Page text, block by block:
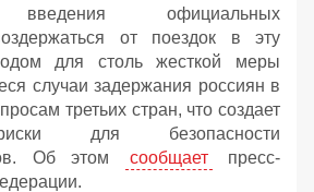
введения официальных
от поездок в эту
для столь жесткой меры
случаи задержания россиян в
третьих стран, что создает
для безопасности
Об этом
сообщает
пресс-